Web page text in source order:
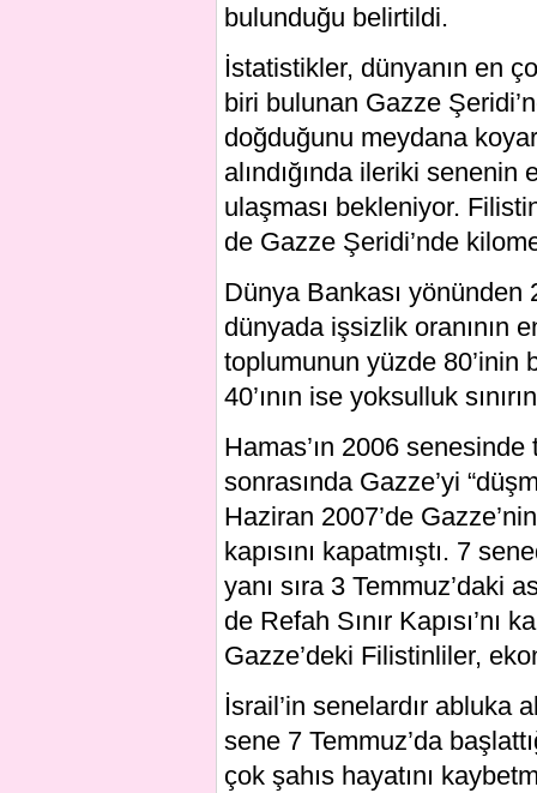
bulunduğu belirtildi.
İstatistikler, dünyanın en
biri bulunan Gazze
doğduğunu meydana
alındığında ileriki
ulaşması bekleniyor.
de Gazze Şeridi’nde
Dünya Bankası yönünden
dünyada işsizlik oranının
toplumunun yüzde 80’inin
40’ının ise yoksulluk
Hamas’ın 2006
sonrasında Gazze’yi
Haziran 2007’de
kapısını kapatmıştı. 7
yanı sıra 3 Temmuz’daki
de Refah Sınır Kapısı’nı
Gazze’deki Filistinliler,
İsrail’in senelardır abluka
sene 7 Temmuz’da
çok şahıs hayatını